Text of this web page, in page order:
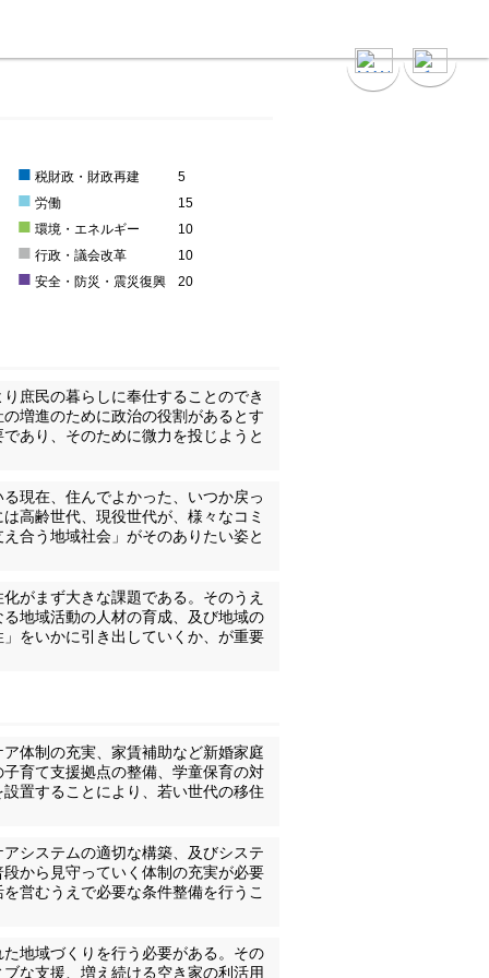
■ 税財政・財政再建 5
■ 労働 15
■ 環境・エネルギー
10
■ 行政・議会改革 10
■ 安全・防災・震災復興 20
庶民の暮らしに奉仕することのでき
増進のために政治の役割があるとす
あり、そのために微力を投じようと
現在、住んでよかった、いつか戻っ
高齢世代、現役世代が、様々なコミ
合う地域社会」がそのありたい姿と
がまず大きな課題である。そのうえ
地域活動の人材の育成、及び地域の
をいかに引き出していくか、が重要
体制の充実、家賃補助など新婚家庭
育て支援拠点の整備、学童保育の対
置することにより、若い世代の移住
システムの適切な構築、及びシステ
から見守っていく体制の充実が必要
営むうえで必要な条件整備を行うこ
地域づくりを行う必要がある。その
な支援、増え続ける空き家の利活用